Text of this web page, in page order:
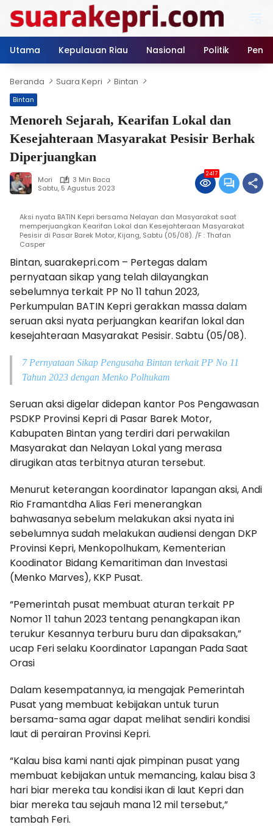
konten
Utama
Kepulauan Riau Nasional Politik
Beranda Suara Kepri Bintan
Bintan
Menoreh Sejarah, Kearifan Lokal dan
Kesejahteraan Masyarakat Pesisir Berhak
Diperjuangkan
Mori
3 Min Baca
Sabtu, 5 Agustus 2023
2417
Aksi nyata BATIN Kepri bersama Nelayan dan Masyarakat saat
memperjuangkan Kearifan Lokal dan Kesejahteraan Masyarakat
Pesisir di Pasar Barek Motor, Kijang, Sabtu (05/08). /F : Thafan
Casper
Bintan, suarakepri.com – Pertegas dalam
pernyataan sikap yang telah dilayangkan
sebelumnya terkait PP No 11 tahun 2023,
Perkumpulan BATIN Kepri gerakkan massa dalam
seruan aksi nyata perjuangkan kearifan lokal dan
kesejahteraan Masyarakat Pesisir. Sabtu (05/08).
7 Pernyataan Sikap Pengusaha Bintan terkait PP No 11
Tahun 2023 dengan Menko Polhukam
Seruan aksi digelar didepan kantor Pos Pengawasan
PSDKP Provinsi Kepri di Pasar Barek Motor,
Kabupaten Bintan yang terdiri dari perwakilan
Masyarakat dan Nelayan Lokal yang merasa
dirugikan atas terbitnya aturan tersebut.
Menurut keterangan koordinator lapangan aksi, Andi
Rio Framantdha Alias Feri menerangkan
bahwasanya sebelum melakukan aksi nyata ini
sebelumnya sudah melakukan audiensi dengan DKP
Provinsi Kepri, Menkopolhukam, Kementerian
Koodinator Bidang Kemaritiman dan Investasi
(Menko Marves), KKP Pusat.
“Pemerintah pusat membuat aturan terkait PP
Nomor 11 tahun 2023 tentang penangkapan ikan
terukur Kesannya terburu buru dan dipaksakan,”
ucap Feri selaku Koordinator Lapangan Pada Saat
Orasi
Dalam kesempatannya, ia mengajak Pemerintah
Pusat yang membuat kebijakan untuk turun
bersama-sama agar dapat melihat sendiri kondisi
laut di perairan Provinsi Kepri.
“Kalau bisa kami nanti ajak pimpinan pusat yang
membuat kebijakan untuk memancing, kalau bisa 3
hari biar mereka tau kondisi ikan di laut Kepri dan
biar mereka tau sejauh mana 12 mil tersebut,”
tambah Feri.